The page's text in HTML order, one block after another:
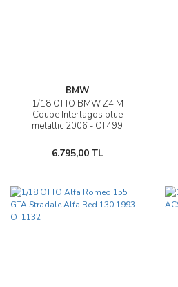
BMW
1/18 OTTO BMW Z4 M
Coupe Interlagos blue
metallic 2006 - OT499
6.795,00 TL